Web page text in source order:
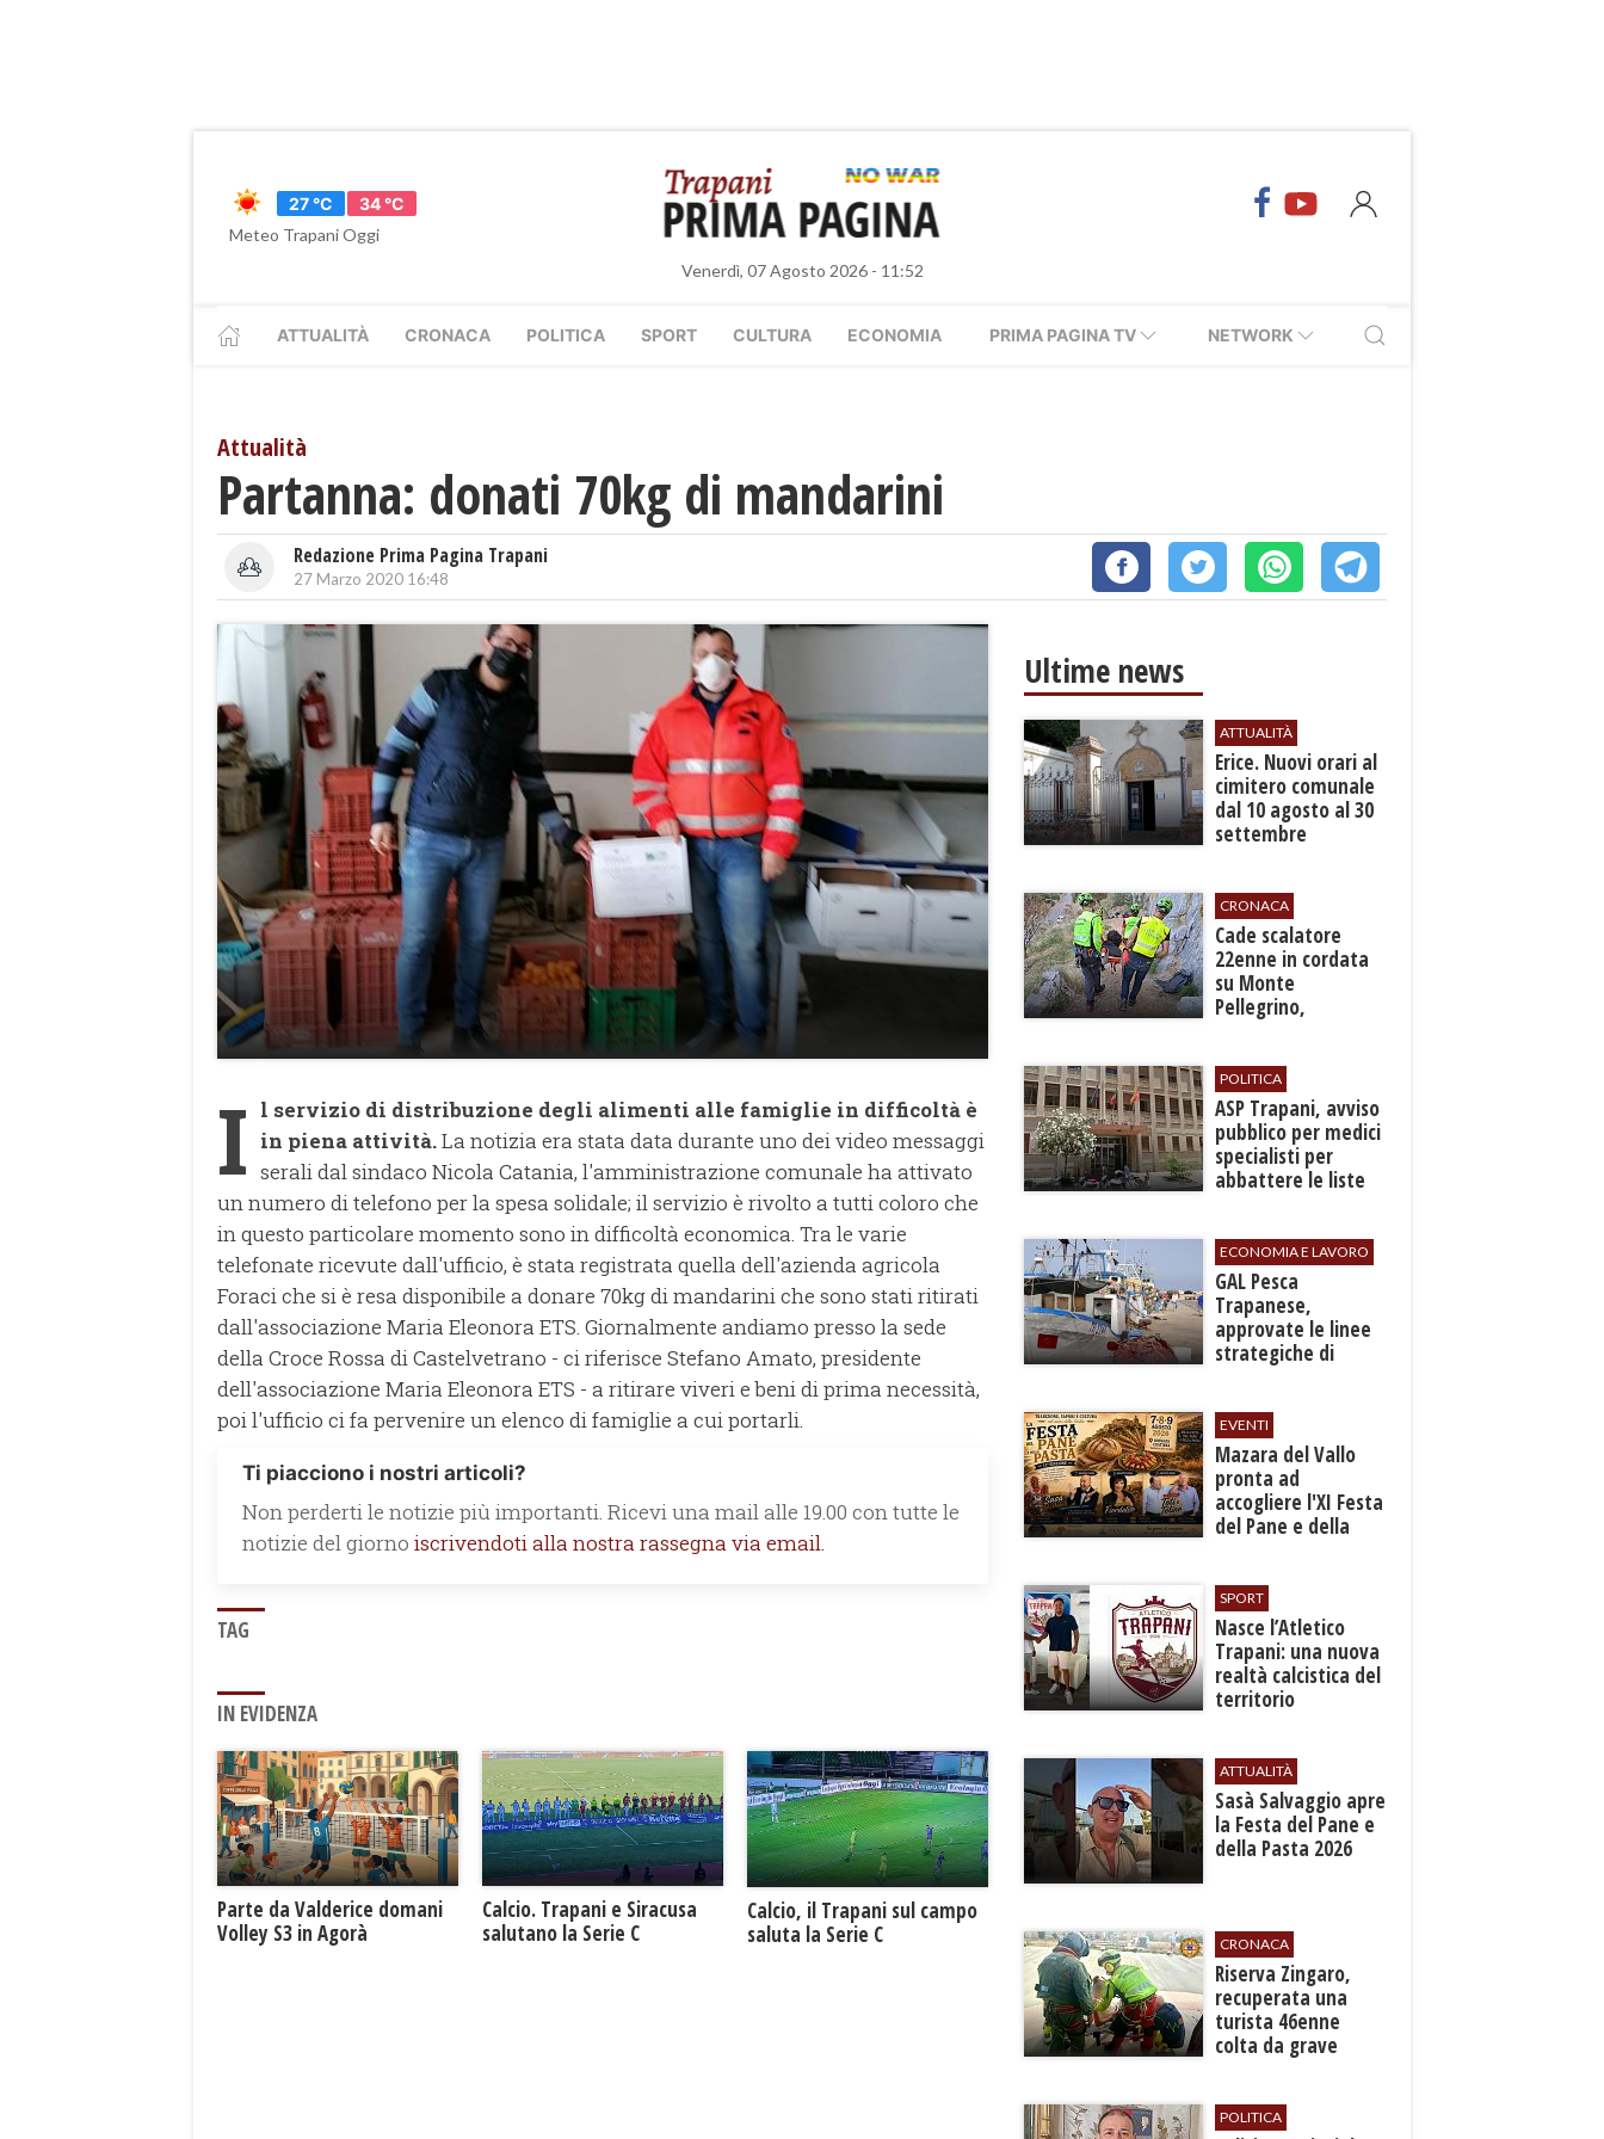
27 °C
34 °C
Meteo Trapani Oggi
Venerdì, 07 Agosto 2026 - 11:52
ATTUALITÀ CRONACA POLITICA SPORT CULTURA ECONOMIA PRIMA PAGINA TV NETWORK
Attualità
Partanna: donati 70kg di mandarini
Redazione Prima Pagina Trapani
27 Marzo 2020 16:48
I l servizio di distribuzione degli alimenti alle famiglie in difficoltà è
in piena attività.La notizia era stata data durante uno dei video messaggi
serali dal sindaco Nicola Catania, l'amministrazione comunale ha attivato
un numero di telefono per la spesa solidale; il servizio è rivolto a tutti coloro che
in questo particolare momento sono in difficoltà economica. Tra le varie
telefonate ricevute dall'ufficio, è stata registrata quella dell'azienda agricola
Foraci che si è resa disponibile a donare 70kg di mandarini che sono stati ritirati
dall'associazione Maria Eleonora ETS. Giornalmente andiamo presso la sede
della Croce Rossa di Castelvetrano - ci riferisce Stefano Amato, presidente
dell'associazione Maria Eleonora ETS - a ritirare viveri e beni di prima necessità,
poi l'ufficio ci fa pervenire un elenco di famiglie a cui portarli.
Ti piacciono i nostri articoli?
Non perderti le notizie più importanti. Ricevi una mail alle 19.00 con tutte le
notizie del giorno iscrivendoti alla nostra rassegna via email.
TAG
IN EVIDENZA
Parte da Valderice domani
Volley S3 in Agorà
Calcio. Trapani e Siracusa
salutano la Serie C
Calcio, il Trapani sul campo
saluta la Serie C
Ultime news
ATTUALITÀ
​Erice. Nuovi orari al
cimitero comunale
dal 10 agosto al 30
settembre
CRONACA
​Cade scalatore
22enne in cordata
su Monte
Pellegrino,
gamba
POLITICA
ASP Trapani, avviso
pubblico per medici
specialisti per
abbattere le liste
ECONOMIA E LAVORO
GAL Pesca
Trapanese,
approvate le linee
strategiche di
settembre
EVENTI
Mazara del Vallo
pronta ad
accogliere l'XI Festa
del Pane e della
SPORT
Nasce l’Atletico
Trapani: una nuova
realtà calcistica del
territorio
ATTUALITÀ
Sasà Salvaggio apre
la Festa del Pane e
della Pasta 2026
CRONACA
​Riserva Zingaro,
recuperata una
turista 46enne
colta da grave
POLITICA